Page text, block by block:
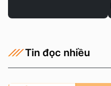
Tin đọc nhiều